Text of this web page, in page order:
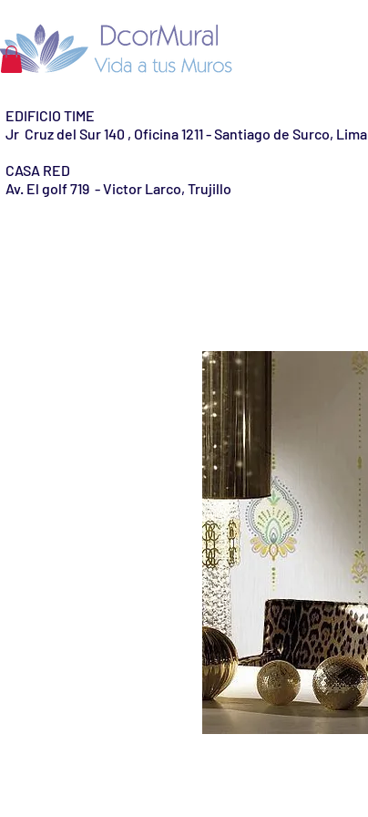
EDIFICIO TIME
Jr Cruz del Sur 140 , Oficina 1211 - Santiago de Surco, Lima
CASA RED
Av. El golf 719 - Victor Larco, Trujillo